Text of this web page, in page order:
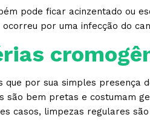
pode ficar acinzentado ou
ocorreu por uma infecção do
que por sua simples presença
são bem pretas e costumam
casos, limpezas regulares